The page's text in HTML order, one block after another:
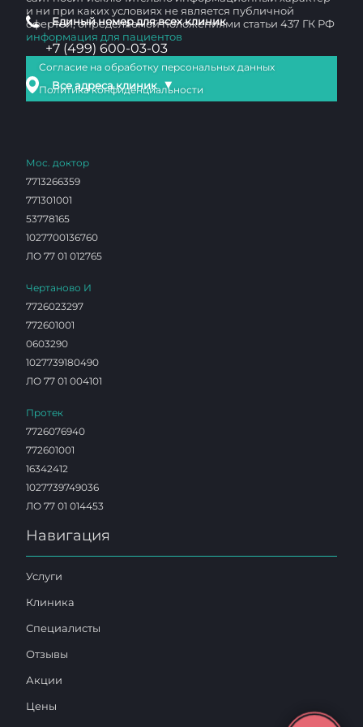
Единый номер для всех клиник
+7 (499) 600-03-03
Все адреса клиник ▼
и ни при каких условиях не является публичной
офертой, определяемой положениями статьи 437 ГК РФ
информация для пациентов
Согласие на обработку персональных данных
Политика конфиденциальности
Мос. доктор
7713266359
771301001
53778165
1027700136760
ЛО 77 01 012765
Чертаново И
7726023297
772601001
0603290
1027739180490
ЛО 77 01 004101
Протек
7726076940
772601001
16342412
1027739749036
ЛО 77 01 014453
Навигация
Услуги
Клиника
Специалисты
Отзывы
Акции
Цены